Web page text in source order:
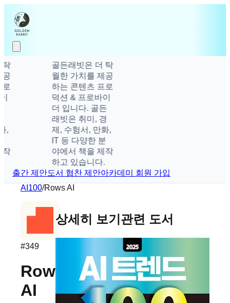
골든래빗은 더 탁
월한 가치를 제공
하는 콘텐츠 프로
덕션 & 프로바이
더 입니다. 골든
래빗은 취미, 경
제, 수험서, 만화,
IT 등 다양한 분
야에서 책을 제작
하고 있습니다.
출간 제안도서 협찬 제안아카데미 회원 가입
AI100/Rows AI
#349
Rows
AI
상세히 보기 관련 도서